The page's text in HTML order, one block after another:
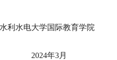
利水电大学国际教育学院
2024年3月